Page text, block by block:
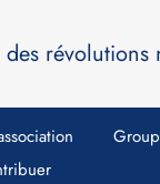
révolutions